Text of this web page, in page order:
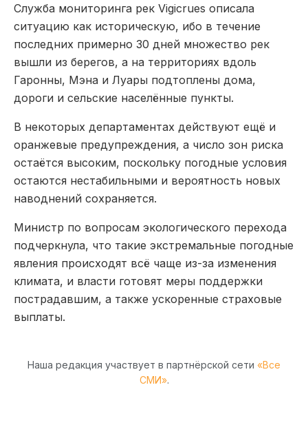
Служба мониторинга рек Vigicrues описала
ситуацию как историческую, ибо в течение
последних примерно 30 дней множество рек
вышли из берегов, а на территориях вдоль
Гаронны, Мэна и Луары подтоплены дома,
дороги и сельские населённые пункты.
В некоторых департаментах действуют ещё и
оранжевые предупреждения, а число зон риска
остаётся высоким, поскольку погодные условия
остаются нестабильными и вероятность новых
наводнений сохраняется.
Министр по вопросам экологического перехода
подчеркнула, что такие экстремальные погодные
явления происходят всё чаще из-за изменения
климата, и власти готовят меры поддержки
пострадавшим, а также ускоренные страховые
выплаты.
Наша редакция участвует в партнёрской сети «Все
СМИ».